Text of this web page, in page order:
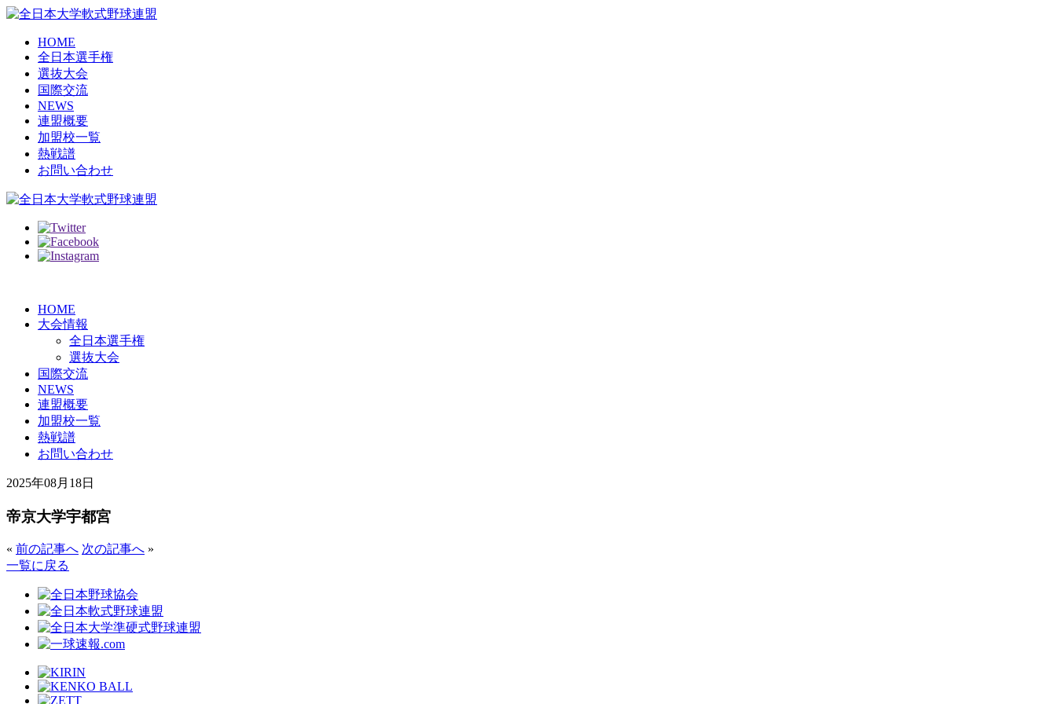
HOME
全日本選手権
選抜大会
国際交流
NEWS
連盟概要
加盟校一覧
熱戦譜
お問い合わせ
HOME
大会情報
全日本選手権
選抜大会
国際交流
NEWS
連盟概要
加盟校一覧
熱戦譜
お問い合わせ
2025年08月18日
帝京大学宇都宮
« 前の記事へ 次の記事へ »
一覧に戻る